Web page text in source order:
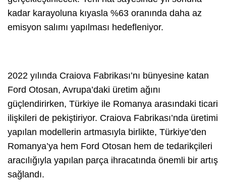
kadar karayoluna kıyasla %63 oranında daha az
emisyon salımı yapılması hedefleniyor.
2022 yılında Craiova Fabrikası’nı bünyesine katan
Ford Otosan, Avrupa’daki üretim ağını
güçlendirirken, Türkiye ile Romanya arasındaki ticari
ilişkileri de pekiştiriyor. Craiova Fabrikası’nda üretimi
yapılan modellerin artmasıyla birlikte, Türkiye’den
Romanya’ya hem Ford Otosan hem de tedarikçileri
aracılığıyla yapılan parça ihracatında önemli bir artış
sağlandı.